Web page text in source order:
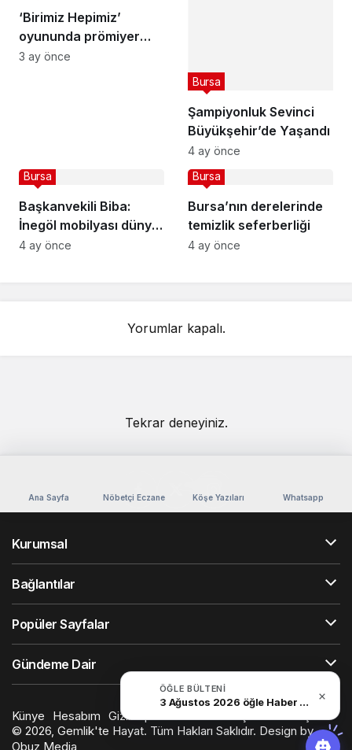
‘Birimiz Hepimiz’
oyununda prömiyer
heyecanı
3 ay önce
Şampiyonluk Sevinci
Büyükşehir’de Yaşandı
Bursa
4 ay önce
Başkanvekili Biba:
İnegöl mobilyası dünya
çapında bir başarı
Bursa
4 ay önce
Bursa’nın derelerinde
temizlik seferberliği
Bursa
4 ay önce
Yorumlar kapalı.
Tekrar deneyiniz.
ÖĞLE BÜLTENI
3 Ağustos 2026 öğle Haber Bülteni
Ana Sayfa Nöbetçi Eczane Köşe Yazıları Whatsapp
Kurumsal
Bağlantılar
Popüler Sayfalar
Gündeme Dair
Künye Hesabım Gizlilik politikası Hizmet Şartları İletişim
© 2026, Gemlik'te Hayat. Tüm Hakları Saklıdır. Design by
Obuz Media